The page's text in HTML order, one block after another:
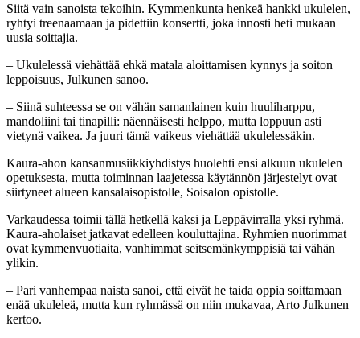
Siitä vain sanoista tekoihin. Kymmenkunta henkeä hankki ukulelen,
ryhtyi treenaamaan ja pidettiin konsertti, joka innosti heti mukaan
uusia soittajia.
– Ukulelessä viehättää ehkä matala aloittamisen kynnys ja soiton
leppoisuus, Julkunen sanoo.
– Siinä suhteessa se on vähän samanlainen kuin huuliharppu,
mandoliini tai tinapilli: näennäisesti helppo, mutta loppuun asti
vietynä vaikea. Ja juuri tämä vaikeus viehättää ukulelessäkin.
Kaura-ahon kansanmusiikkiyhdistys huolehti ensi alkuun ukulelen
opetuksesta, mutta toiminnan laajetessa käytännön järjestelyt ovat
siirtyneet alueen kansalaisopistolle, Soisalon opistolle.
Varkaudessa toimii tällä hetkellä kaksi ja Leppävirralla yksi ryhmä.
Kaura-aholaiset jatkavat edelleen kouluttajina. Ryhmien nuorimmat
ovat kymmenvuotiaita, vanhimmat seitsemänkymppisiä tai vähän
ylikin.
– Pari vanhempaa naista sanoi, että eivät he taida oppia soittamaan
enää ukuleleä, mutta kun ryhmässä on niin mukavaa, Arto Julkunen
kertoo.